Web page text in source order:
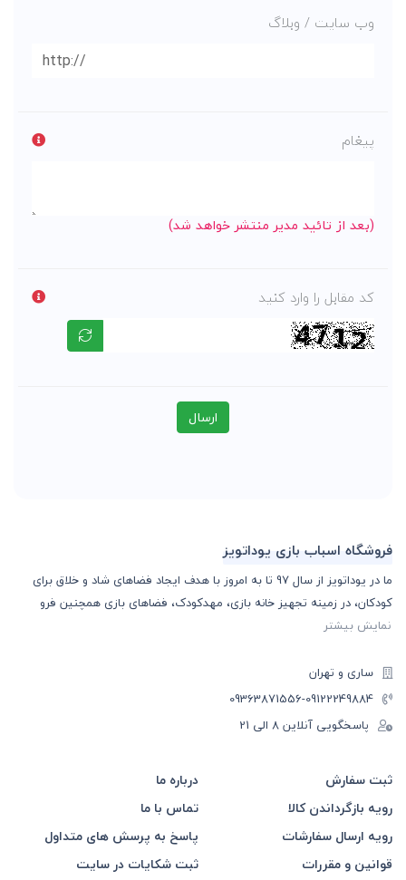
وب سایت / وبلاگ
پیغام
(بعد از تائید مدیر منتشر خواهد شد)
کد مقابل را وارد کنید
ارسال
فروشگاه اسباب بازی یوداتویز
ما در یوداتویز از سال 97 تا به امروز با هدف ایجاد فضاهای شاد و خلاق برای
کودکان، در زمینه تجهیز خانه بازی، مهدکودک، فضاهای بازی همچنین فرو
نمایش بیشتر
ساری و تهران
09122249884
-09363871556
پاسخگویی آنلاین 8 الی 21
ثبت سفارش
درباره ما
رویه بازگرداندن کالا
تماس با ما
رویه ارسال سفارشات
پاسخ به پرسش های متداول
قوانین و مقررات
ثبت شکایات در سایت